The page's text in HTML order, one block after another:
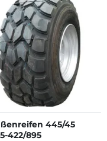
445/45
422/895